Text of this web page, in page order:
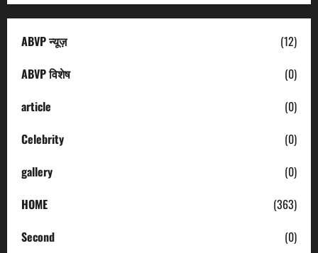
ABVP न्यूज़
(12)
ABVP विशेष
(0)
article
(0)
Celebrity
(0)
gallery
(0)
HOME
(363)
Second
(0)